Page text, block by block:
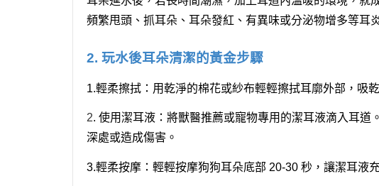
頻繁甩頭、抓耳朵、耳朵發紅、有異味或分泌物增多等耳
2. 玩水後耳朵清潔的黃金步驟
1.輕柔擦拭： 用乾淨的棉花或紗布輕輕擦拭耳廓外部，吸
2. 使用潔耳液： 將獸醫推薦或寵物專用的潔耳液滴入耳道
深處或造成傷害。
3.輕柔按摩： 輕輕按摩狗狗耳朵底部 20-30 秒，讓潔耳液